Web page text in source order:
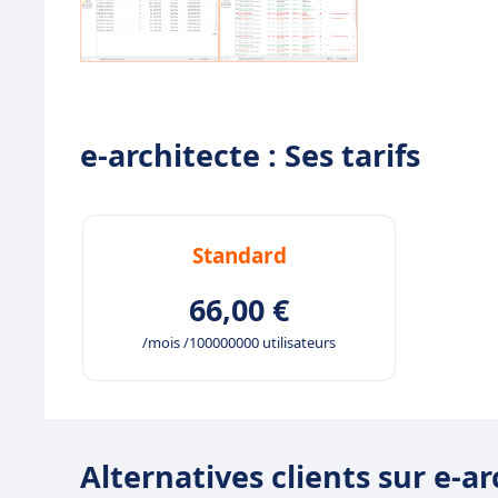
e-architecte : Ses tarifs
Standard
66,00 €
/mois /100000000 utilisateurs
Alternatives clients sur e-